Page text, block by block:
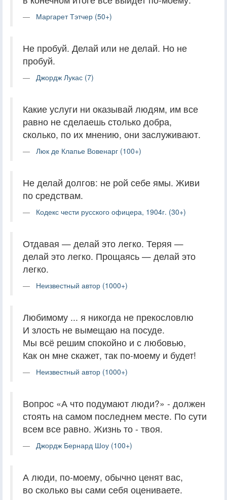
Маргарет Тэтчер (50+)
Не пробуй. Делай или не делай. Но не
пробуй.
Джордж Лукас (7)
Какие услуги ни оказывай людям, им все
равно не сделаешь столько добра,
сколько, по их мнению, они заслуживают.
Люк де Клапье Вовенарг (100+)
Не делай долгов: не рой себе ямы. Живи
по средствам.
Кодекс чести русского офицера, 1904г. (30+)
Отдавая — делай это легко. Теряя —
делай это легко. Прощаясь — делай это
легко.
Неизвестный автор (1000+)
Любимому ... я никогда не прекословлю
И злость не вымещаю на посуде.
Мы всё решим спокойно и с любовью,
Как он мне скажет, так по-моему и будет!
Неизвестный автор (1000+)
Вопрос «А что подумают люди?» - должен
стоять на самом последнем месте. По сути
всем все равно. Жизнь то - твоя.
Джордж Бернард Шоу (100+)
А люди, по-моему, обычно ценят вас,
во сколько вы сами себя оцениваете.